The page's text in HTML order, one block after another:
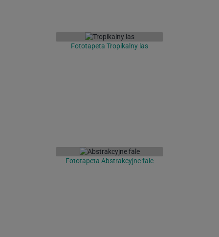
Fototapeta Tropikalny las
Fototapeta Abstrakcyjne fale